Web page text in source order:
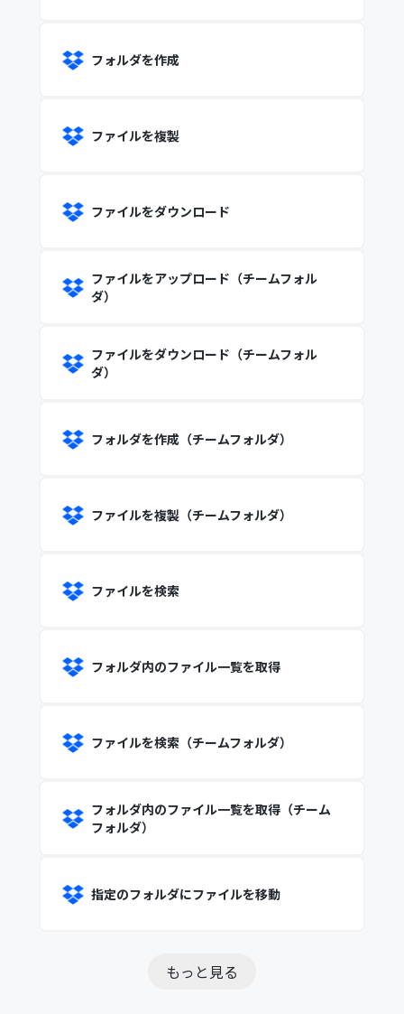
フォルダを作成
ファイルを複製
ファイルをダウンロード
ファイルをアップロード（チームフォル
ダ）
ファイルをダウンロード（チームフォル
ダ）
フォルダを作成（チームフォルダ）
ファイルを複製（チームフォルダ）
ファイルを検索
フォルダ内のファイル一覧を取得
ファイルを検索（チームフォルダ）
フォルダ内のファイル一覧を取得（チーム
フォルダ）
指定のフォルダにファイルを移動
もっと見る